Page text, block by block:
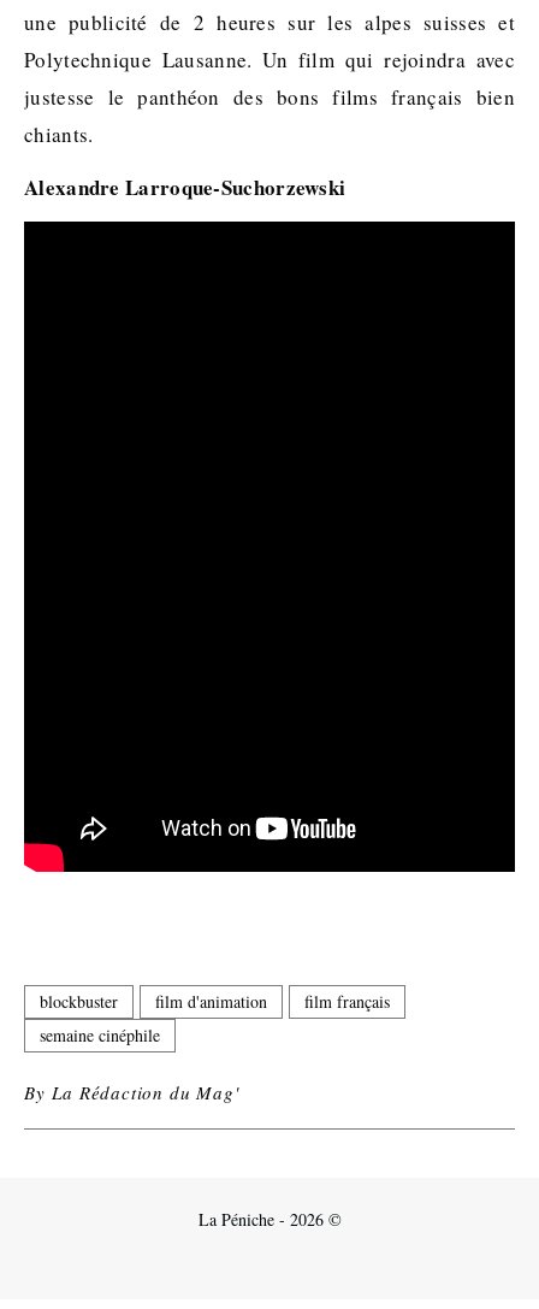
une publicité de 2 heures sur les alpes suisses et
Polytechnique Lausanne. Un film qui rejoindra avec
justesse le panthéon des bons films français bien
chiants.
Alexandre Larroque-Suchorzewski
blockbuster film d'animation
film français
semaine cinéphile
ByLa Rédaction du Mag'
La Péniche - 2026 ©